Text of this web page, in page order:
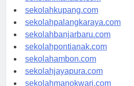
sekolahmanado.com
sekolahkupang.com
sekolahpalangkaraya.com
sekolahbanjarbaru.com
sekolahpontianak.com
sekolahambon.com
sekolahjayapura.com